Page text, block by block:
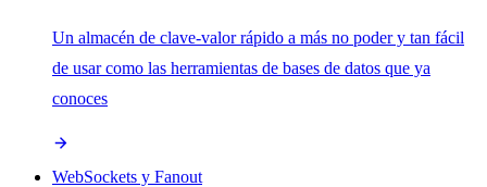
Un almacén de clave-valor rápido a más no poder y tan fácil
de usar como las herramientas de bases de datos que ya
conoces
WebSockets y Fanout